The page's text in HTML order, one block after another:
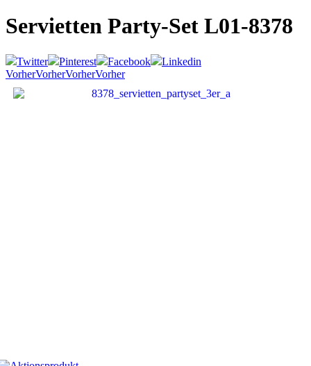
Servietten Party-Set L01-8378
Twitter Pinterest Facebook
Linkedin
VorherVorherVorherVorher